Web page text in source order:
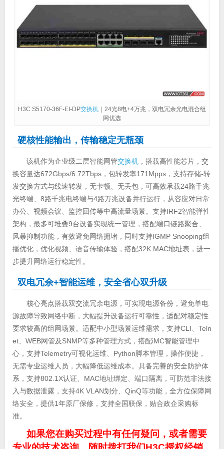
H3C S5170-36F-EI-DP交换机｜24光8电+4万兆，双电冗余光电混合组
网优选
硬核性能输出，传输稳定无瓶颈
该机作为企业级二层智能网管交换机，搭载高性能芯片，交
换容量达672Gbps/6.72Tbps，包转发率171Mpps，支持存储-转
发交换方式与线速转发，无卡顿、无丢包，可高效承载24路千兆
光终端、8路千兆电终端与4路万兆设备并行运行，从容应对日常
办公、视频会议、监控回传等中高流量场景。支持IRF2智能弹性
架构，最多可堆叠9台设备实现统一管理，搭配端口链路聚合、
风暴抑制功能，有效避免网络拥堵，同时支持IGMP Snooping组
播优化，优化视频、语音传输体验，搭配32K MAC地址表，进一
步提升网络运行稳定性。
双电冗余+智能运维，安全省心双升级
核心亮点搭载双交流冗余电源，可实现电源备份，避免单电
源故障导致网络中断，大幅提升设备运行可靠性，适配对稳定性
要求较高的组网场景。适配中小型场景运维需求，支持CLI、Teln
et、WEB网管及SNMP等多种管理方式，搭配iMC智能管理中
心，支持Telemetry可视化运维、Python脚本管理，操作便捷，
无需专业运维人员，大幅降低运维成本。具备完善的安全防护体
系，支持802.1X认证、MAC地址绑定、端口隔离，可防范非法接
入与数据泄露，支持4K VLAN划分、QinQ等功能，全方位保障网
络安全，提供1年原厂保修，支持全国联保，贴合政企采购标
准。
如果您在购买过程中有任何疑问，或者需要